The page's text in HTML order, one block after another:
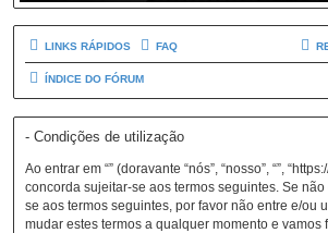
LINKS RÁPIDOS FAQ
ÍNDICE DO FÓRUM
- Condições de utilização
Ao entrar em “” (doravante “nós”, “nosso”, “”,
concorda sujeitar-se aos termos seguintes. Se
se aos termos seguintes, por favor não entre e/ou
mudar estes termos a qualquer momento e vamos